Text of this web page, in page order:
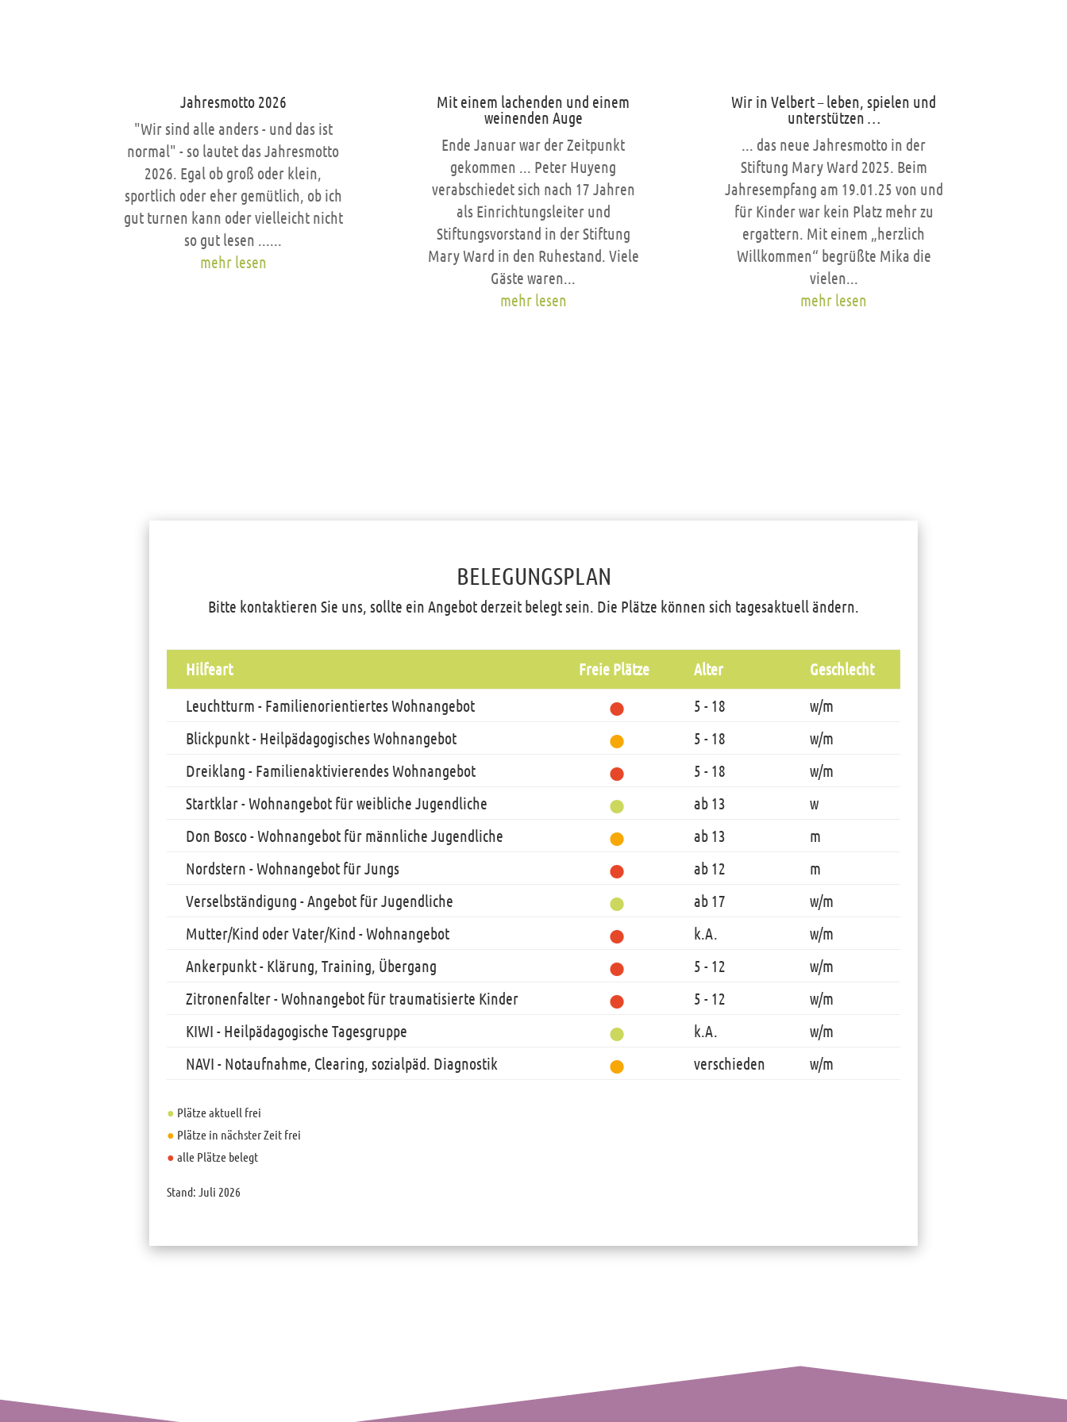
Jahresmotto 2026
"Wir sind alle anders - und das ist
normal" - so lautet das Jahresmotto
2026. Egal ob groß oder klein,
sportlich oder eher gemütlich, ob ich
gut turnen kann oder vielleicht nicht
so gut lesen ......
mehr lesen
Mit einem lachenden und einem
weinenden Auge
Ende Januar war der Zeitpunkt
gekommen ... Peter Huyeng
verabschiedet sich nach 17 Jahren
als Einrichtungsleiter und
Stiftungsvorstand in der Stiftung
Mary Ward in den Ruhestand. Viele
Gäste waren...
mehr lesen
Wir in Velbert – leben, spielen und
unterstützen …
... das neue Jahresmotto in der
Stiftung Mary Ward 2025. Beim
Jahresempfang am 19.01.25 von und
für Kinder war kein Platz mehr zu
ergattern. Mit einem „herzlich
Willkommen“ begrüßte Mika die
vielen...
mehr lesen
BELEGUNGSPLAN
Bitte kontaktieren Sie uns, sollte ein Angebot derzeit belegt sein. Die Plätze können sich tagesaktuell ändern.
Hilfeart Freie Plätze Alter
Geschlecht
Leuchtturm - Familienorientiertes Wohnangebot
● 5 - 18
w/m
Blickpunkt - Heilpädagogisches Wohnangebot
● 5 - 18
w/m
Dreiklang - Familienaktivierendes Wohnangebot
● 5 - 18
w/m
Startklar - Wohnangebot für weibliche Jugendliche
● ab 13
w
Don Bosco - Wohnangebot für männliche Jugendliche
● ab 13
m
Nordstern - Wohnangebot für Jungs
● ab 12
m
Verselbständigung - Angebot für Jugendliche
● ab 17
w/m
Mutter/Kind oder Vater/Kind - Wohnangebot
● k.A.
w/m
Ankerpunkt - Klärung, Training, Übergang
● 5 - 12
w/m
Zitronenfalter - Wohnangebot für traumatisierte Kinder
● 5 - 12
w/m
KIWI - Heilpädagogische Tagesgruppe
● k.A.
w/m
NAVI - Notaufnahme, Clearing, sozialpäd. Diagnostik
● verschieden w/m
● Plätze aktuell frei
● Plätze in nächster Zeit frei
● alle Plätze belegt
Stand: Juli 2026